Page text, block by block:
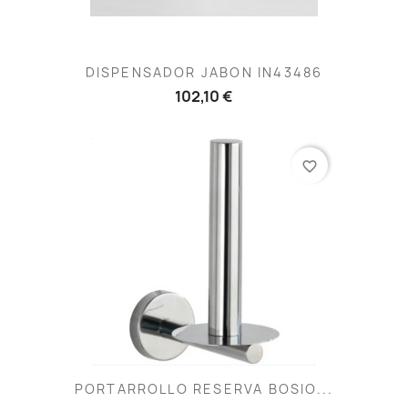
DISPENSADOR JABON IN43486
102,10 €
PORTARROLLO RESERVA BOSIO...
favorite_border